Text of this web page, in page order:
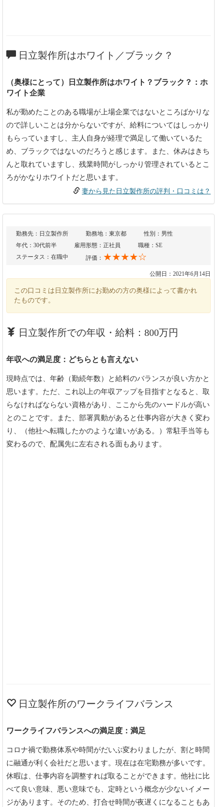
日立製作所はホワイト／ブラック？
（奥様にとって）日立製作所はホワイト？ブラック？：ホ
ワイト企業
私が勤めたことのある職場が上場企業ではないところばかりな
ので詳しいことは分からないですが、給料についてはしっかり
もらっていますし、主人自身が経理で満足して働いているた
め、ブラックではないのだろうと感じます。また、休みはきち
んと取れていますし、残業時間がしっかり管理されているとこ
ろがかなりホワイトだと思います。
妻から見た日立製作所の評判・口コミは？
勤務先：日立製作所 勤務地：東京都
性別：男性
年代：30代前半
雇用形態：正社員
職種：SE
ステータス：在職中
評価： ★★★★☆
公開日：2021年6月14日
この口コミは日立製作所にお勤めの方の奥様によって書かれ
たものです。
日立製作所での年収・給料：800万円
年収への満足度：どちらとも言えない
現時点では、年齢（勤続年数）と給料のバランスが良い方かと
思います。ただ、これ以上の年収アップを目指すとなると、取
らなければならない資格があり、ここから先のハードルが高い
とのことです。また、部署異動があると仕事内容が大きく変わ
り、（他社へ転職したかのような違いがある。）常駐手当等も
変わるので、配属先に左右される面もあります。
日立製作所のワークライフバランス
ワークライフバランスへの満足度：満足
コロナ禍で勤務体系や時間がだいぶ変わりましたが、割と時間
に融通が利く会社だと思います。現在は在宅勤務が多いです。
休暇は、仕事内容を調整すれば取ることができます。他社に比
べて良い意味、悪い意味でも、定時という概念が少ないイメー
ジがあります。そのため、打合せ時間が夜遅くになることもあ